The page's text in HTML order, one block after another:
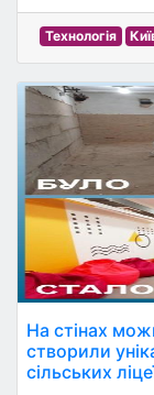
Технологія
На стінах
створили
сільських